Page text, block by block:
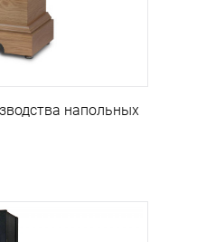
напольных